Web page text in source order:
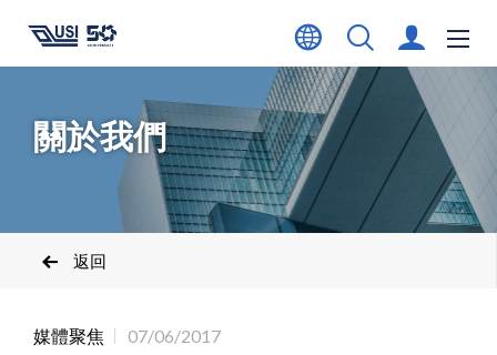
關於我們
返回
媒體聚焦 07/06/2017